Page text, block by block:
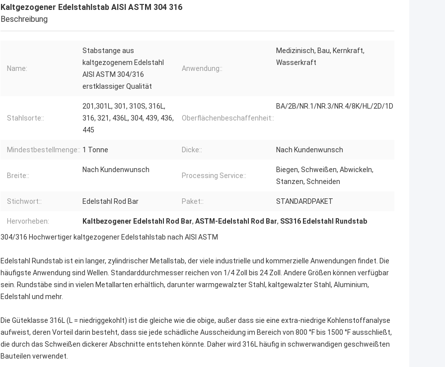
Kaltgezogener Edelstahlstab AISI ASTM 304 316
Beschreibung
Name:
Stabstange aus
kaltgezogenem Edelstahl
AISI ASTM 304/316
erstklassiger Qualität
Anwendung::
Medizinisch, Bau, Kernkraft,
Wasserkraft
Stahlsorte::
201,301L, 301, 310S, 316L,
316, 321, 436L, 304, 439, 436,
445
Oberflächenbeschaffenheit::
BA/2B/NR.1/NR.3/NR.4/8K/HL/2D/1D
Mindestbestellmenge:: 1 Tonne Dicke:: Nach Kundenwunsch
Breite::
Nach Kundenwunsch
Processing Service::
Biegen, Schweißen, Abwickeln,
Stanzen, Schneiden
Stichwort:: Edelstahl Rod Bar Paket:: STANDARDPAKET
Hervorheben: Kaltbezogener Edelstahl Rod Bar, ASTM-Edelstahl Rod Bar, SS316 Edelstahl Rundstab
304/316 Hochwertiger kaltgezogener Edelstahlstab nach AISI ASTM
Edelstahl Rundstab ist ein langer, zylindrischer Metallstab, der viele industrielle und kommerzielle Anwendungen findet. Die
häufigste Anwendung sind Wellen. Standarddurchmesser reichen von 1/4 Zoll bis 24 Zoll. Andere Größen können verfügbar
sein. Rundstäbe sind in vielen Metallarten erhältlich, darunter warmgewalzter Stahl, kaltgewalzter Stahl, Aluminium,
Edelstahl und mehr.
Die Güteklasse 316L (L = niedriggekohlt) ist die gleiche wie die obige, außer dass sie eine extra-niedrige Kohlenstoffanalyse
aufweist, deren Vorteil darin besteht, dass sie jede schädliche Ausscheidung im Bereich von 800 °F bis 1500 °F ausschließt,
die durch das Schweißen dickerer Abschnitte entstehen könnte. Daher wird 316L häufig in schwerwandigen geschweißten
Bauteilen verwendet.